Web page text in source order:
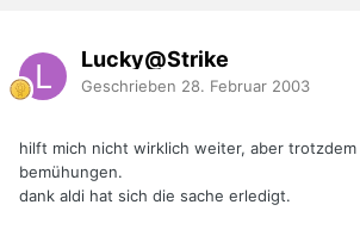
Lucky@Strike
Geschrieben 28. Februar 2003
hilft mich nicht wirklich weiter, aber
bemühungen.
dank aldi hat sich die sache erledigt.